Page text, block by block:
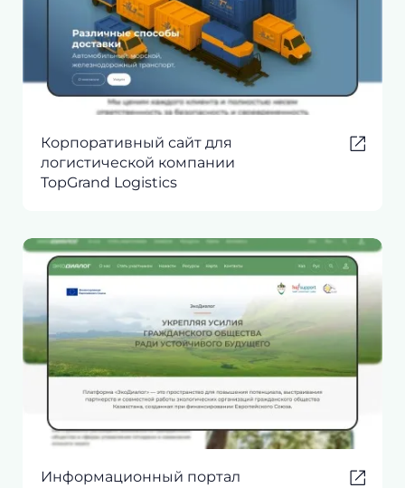
Корпоративный сайт для
логистической компании
TopGrand Logistics
Информационный портал